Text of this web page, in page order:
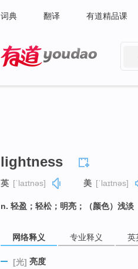
词典 翻译 有道精品课
lightness
英 [ˈlaɪtnəs] 美 [ˈlaɪtnəs]
n. 轻盈；轻松；明亮；（颜色）浅淡
网络释义 专业释义 英
[光] 亮度